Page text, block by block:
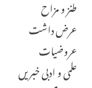
طنز و مزاح
عرض داشت
عروضیات
علمی و ادبی خبریں